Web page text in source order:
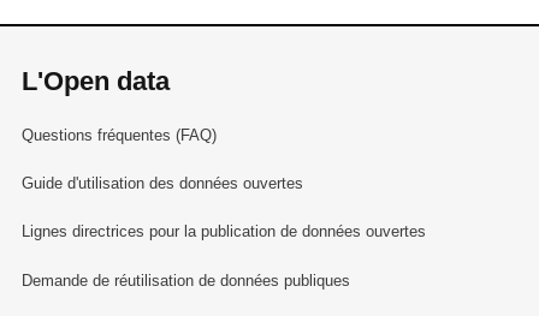
L'Open data
Questions fréquentes (FAQ)
Guide d'utilisation des données ouvertes
Lignes directrices pour la publication de données ouvertes
Demande de réutilisation de données publiques